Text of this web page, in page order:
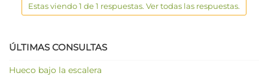
Estas viendo 1 de 1 respuestas. Ver todas las respuestas.
ÚLTIMAS CONSULTAS
Hueco bajo la escalera